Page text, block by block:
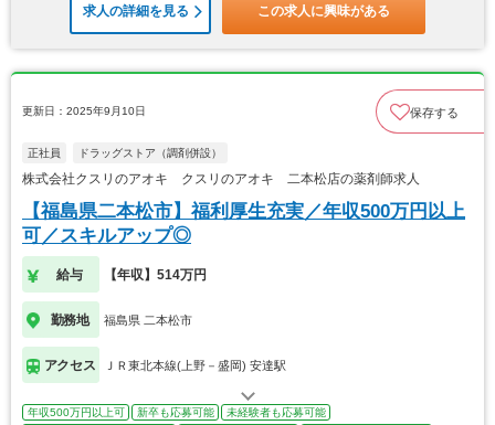
求人の詳細を見る この求人に興味がある
更新日：2025年9月10日 保存する
正社員 ドラッグストア（調剤併設）
株式会社クスリのアオキ クスリのアオキ 二本松店の薬剤師求人
【福島県二本松市】福利厚生充実／年収500万円以上
可／スキルアップ◎
給与 【年収】514万円
勤務地 福島県 二本松市
アクセス ＪＲ東北本線(上野－盛岡) 安達駅
年収500万円以上可 新卒も応募可能
未経験者も応募可能